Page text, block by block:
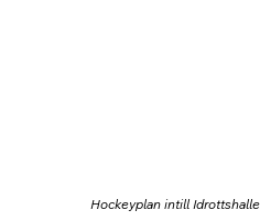
Hockeyplan intill